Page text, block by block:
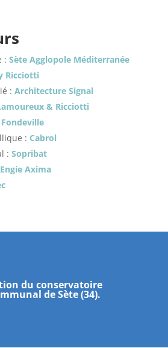
: Sète Agglopole Méditerranée
Ricciotti
: Architecture Signal
& Ricciotti
Fondeville
: Cabrol
: Sopribat
Engie Axima
du conservatoire
de Sète (34).